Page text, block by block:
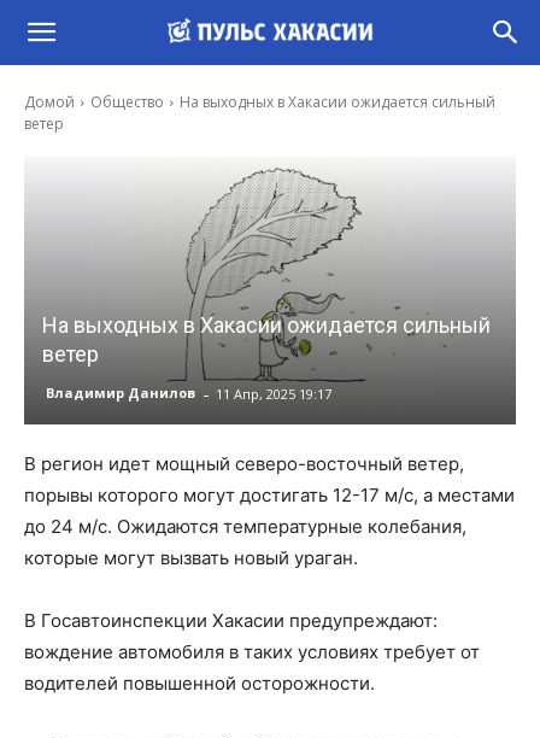
Домой Общество
На выходных в Хакасии ожидается сильный
ветер
На выходных в Хакасии ожидается сильный
ветер
Владимир Данилов - 11 Апр, 2025 19:17
В регион идет мощный северо-восточный ветер,
порывы которого могут достигать 12-17 м/с, а местами
до 24 м/с. Ожидаются температурные колебания,
которые могут вызвать новый ураган.
В Госавтоинспекции Хакасии предупреждают:
вождение автомобиля в таких условиях требует от
водителей повышенной осторожности.